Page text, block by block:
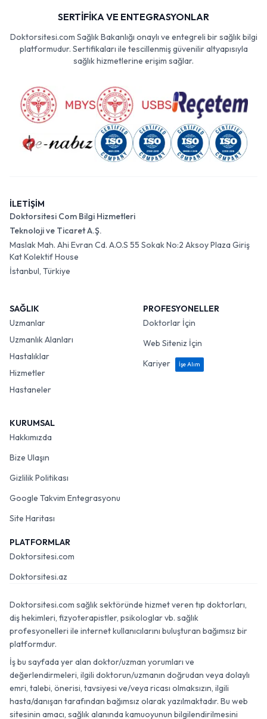
SERTİFİKA VE ENTEGRASYONLAR
Doktorsitesi.com Sağlık Bakanlığı onaylı ve entegreli bir sağlık bilgi
platformudur. Sertifikaları ile tescillenmiş güvenilir altyapısıyla
sağlık hizmetlerine erişim sağlar.
İLETİŞİM
Doktorsitesi Com Bilgi Hizmetleri
Teknoloji ve Ticaret A.Ş.
Maslak Mah. Ahi Evran Cd. A.O.S 55 Sokak No:2 Aksoy Plaza Giriş
Kat Kolektif House
İstanbul, Türkiye
SAĞLIK
Uzmanlar
Uzmanlık Alanları
Hastalıklar
Hizmetler
Hastaneler
PROFESYONELLER
Doktorlar İçin
Web Siteniz İçin
Kariyer
İşe Alım
KURUMSAL
Hakkımızda
Bize Ulaşın
Gizlilik Politikası
Google Takvim Entegrasyonu
Site Haritası
PLATFORMLAR
Doktorsitesi.com
Doktorsitesi.az
Doktorsitesi.com sağlık sektöründe hizmet veren tıp doktorları,
diş hekimleri, fizyoterapistler, psikologlar vb. sağlık
profesyonelleri ile internet kullanıcılarını buluşturan bağımsız bir
platformdur.
İş bu sayfada yer alan doktor/uzman yorumları ve
değerlendirmeleri, ilgili doktorun/uzmanın doğrudan veya dolaylı
emri, talebi, önerisi, tavsiyesi ve/veya ricası olmaksızın, ilgili
hasta/danışan tarafından bağımsız olarak yazılmaktadır. Bu web
sitesinin amacı, sağlık alanında kamuoyunun bilgilendirilmesini